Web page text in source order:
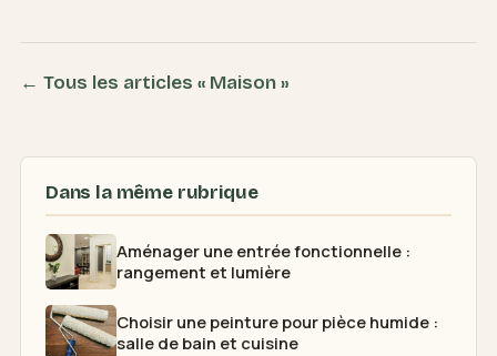
← Tous les articles « Maison »
Dans la même rubrique
Aménager une entrée fonctionnelle :
rangement et lumière
Choisir une peinture pour pièce humide :
salle de bain et cuisine